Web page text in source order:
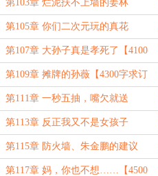
第103章 烂泥扶不上墙的姜林
【4200字求订阅】
第105章 你们二次元玩的真花
【4600字求订阅】
第107章 大孙子真是孝死了【4100
字求订阅】
第109章 摊牌的孙薇【4300字求订
阅】
第111章 一秒五抽，嘴欠就送
【4200字求订阅】
第113章 反正我又不是女孩子
【4100字求订阅】
第115章 防火墙、朱金鹏的建议
【4400字求订阅】
第117章 妈，你也不想……【4500